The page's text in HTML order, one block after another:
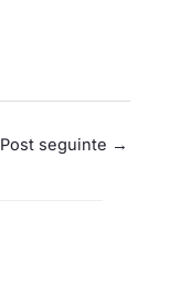
Post seguinte →